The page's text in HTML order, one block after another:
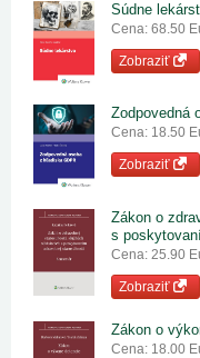
Súdne
Cena: 68.50
Zobraziť
Zodpovedná
Cena: 18.50
Zobraziť
Zákon o
s
Cena: 25.90
Zobraziť
Zákon o
Cena: 18.00